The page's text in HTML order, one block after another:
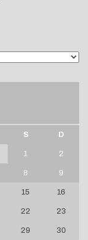
S D
1 2
8 9
15 16
22 23
29 30